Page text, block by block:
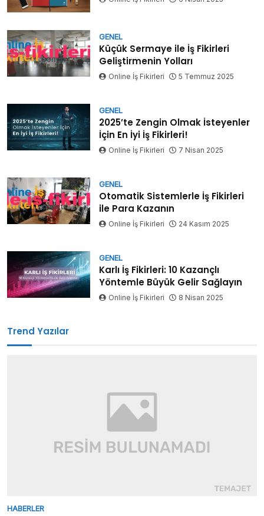
GENEL
Küçük Sermaye ile İş Fikirleri
Geliştirmenin Yolları
Online İş Fikirleri 5 Temmuz 2025
GENEL
2025’te Zengin Olmak İsteyenler
İçin En İyi İş Fikirleri!
Online İş Fikirleri 7 Nisan 2025
GENEL
Otomatik Sistemlerle İş Fikirleri
ile Para Kazanın
Online İş Fikirleri 24 Kasım 2025
GENEL
Karlı İş Fikirleri: 10 Kazançlı
Yöntemle Büyük Gelir Sağlayın
Online İş Fikirleri 8 Nisan 2025
Trend Yazılar
HABERLER